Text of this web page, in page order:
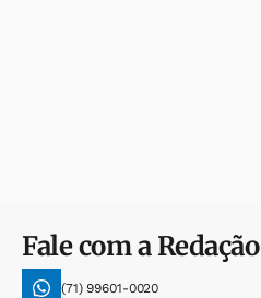
Fale com a Redação
(71) 99601-0020